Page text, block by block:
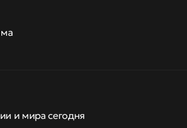
и мира сегодня